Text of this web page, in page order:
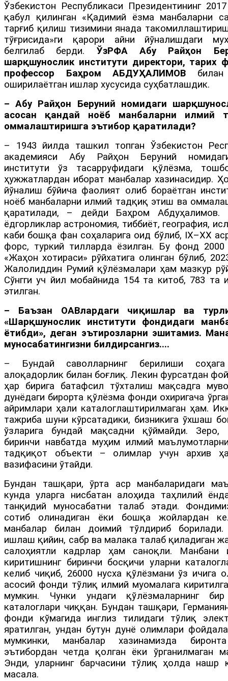
Ўзбекистон Республикаси Президентининг
қабул қилинган «Қадимий ёзма манбаларни
тарғиб қилиш тизимини янада
тўғрисида»ги қарори айни йўналишдаги
белгилаб берди. ЎзРФА Абу Райҳон
шарқшунослик институти директори, тарих
профессор Баҳром АБДУҲАЛИМОВ
оширилаётган ишлар хусусида суҳбатлашдик.
– Абу Райҳон Беруний номидаги
асосан қандай ноёб манбаларни илмий
оммалаштиришга эътибор қаратилади?
– 1943 йилда ташкил топган Ўзбекистон
академияси Абу Райҳон Беруний
институти ўз тасарруфидаги қўлёзма,
ҳужжатлардан иборат манбалар хазинасидир.
йўналиш бўйича фаолият олиб бораётган
ноёб манбаларни илмий тадқиқ этиш ва
қаратилади, – дейди Баҳром
ёдгорликлар астрономия, тиббиёт, география,
каби бошқа фан соҳаларига оид бўлиб, IХ–ХХ
форс, туркий тилларда ёзилган. Бу фонд
«Жаҳон хотираси» рўйхатига олинган бўлиб,
Жалолиддин Румий қўлёзмалари ҳам мазкур
Сўнгги уч йил мобайнида 154 та китоб, 783 та
этилган.
– Баъзан ОАВлардаги чиқишлар ва
«Шарқшунослик институти фондидаги
ётибди», деган эътирозларни эшитамиз.
муносабатингизни билдирсангиз....
– Бундай саволларнинг берилиши
алоқадорлик билан боғлиқ. Лекин фурсатдан
ҳар бирига батафсил тўхталиш мақсадга
дунёдаги бирорта қўлёзма фонди охиригача
айримлари ҳали каталоглаштирилмаган ҳам.
тажриба шуни кўрсатадики, бизникига ўхшаш
ўзларига бундай мақсадни қўймайди. Зеро,
биринчи навбатда муҳим илмий
тадқиқот объекти – олимлар учун архив
вазифасини ўтайди.
Бундан ташқари, ўрта аср манбаларидаги
кунда уларга нисбатан алоҳида таҳлилий
танқидий муносабатни талаб этади.
сотиб олинадиган ёки бошқа жойлардан
манбалар билан доимий тўлдириб
ишлаш қийин, сабр ва малака талаб қиладиган
салоҳиятли кадрлар ҳам саноқли. Манбани
киритишнинг биринчи босқичи уларни
келиб чиқиб, 26000 нусха қўлёзмани ўз ичига
асосий фонди тўлиқ илмий муомалага
мумкин. Чунки ундаги қўлёзмаларнинг
каталоглари чиққан. Бундан ташқари,
фонди кўмагида инглиз тилидаги тўлиқ
яратилган, ундан бутун дунё олимлари
мумкинки, манбалар хазинамизда
эътибордан четда қолган ёки ўрганилмаган
Энди, уларнинг барчасини тўлиқ ҳолда
масала.